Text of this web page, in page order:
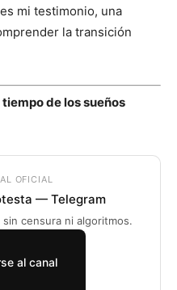
mi testimonio, una
la transición
de los sueños
OFICIAL
— Telegram
censura ni algoritmos.
al canal